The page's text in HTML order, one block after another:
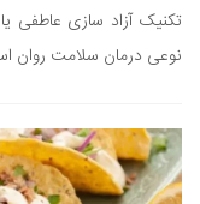
نوعی درمان سلامت روان